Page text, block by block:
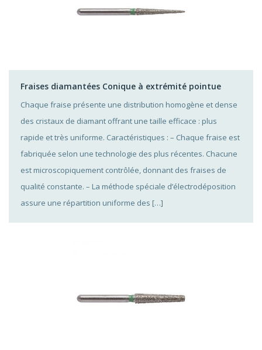
Fraises diamantées Conique à extrémité pointue
Chaque fraise présente une distribution homogène et dense
des cristaux de diamant offrant une taille efficace : plus
rapide et très uniforme. Caractéristiques : – Chaque fraise est
fabriquée selon une technologie des plus récentes. Chacune
est microscopiquement contrôlée, donnant des fraises de
qualité constante. – La méthode spéciale d’électrodéposition
assure une répartition uniforme des […]